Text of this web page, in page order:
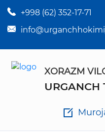
+998 (62) 352-17-71
XORAZM
URGANCH
Tuman hokim qarorlari
Tuman hokimi
Tuman hokimligi ish